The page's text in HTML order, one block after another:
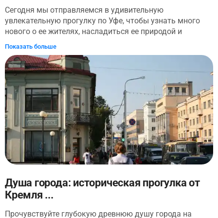
Сегодня мы отправляемся в удивительную
увлекательную прогулку по Уфе, чтобы узнать много
нового о ее жителях, насладиться ее природой и
народным башкирским колоритом. — Кто воспел этот
город в стихах еще 200 лет назад? — Какой город
находился тут до Уфы? — Что за странные белые
скульптуры расположены вереницей прямо в центре
столицы Башкортостана? — Что означает герб Уфы?
Обо всем этом и многом другом вам предстоит узнать
в ходе прогулки. А еще мы насладимся прохладой
городских садов, найдем дом любимого писателя
детства и сфотографируем неповторимую Белую реку,
находясь при этом ближе к центру, чем к набережной.
Ну что, готовы к приключению?
Показать больше
Душа города: историческая прогулка от
Кремля ...
Прочувствуйте глубокую древнюю душу города на